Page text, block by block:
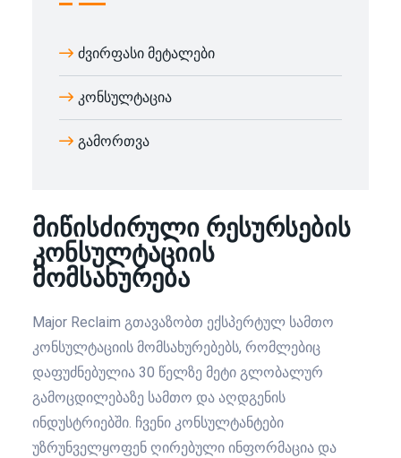
ძვირფასი მეტალები
კონსულტაცია
გამორთვა
მიწისძირული რესურსების
კონსულტაციის
მომსახურება
Major Reclaim გთავაზობთ ექსპერტულ სამთო
კონსულტაციის მომსახურებებს, რომლებიც
დაფუძნებულია 30 წელზე მეტი გლობალურ
გამოცდილებაზე სამთო და აღდგენის
ინდუსტრიებში. ჩვენი კონსულტანტები
უზრუნველყოფენ ღირებული ინფორმაცია და